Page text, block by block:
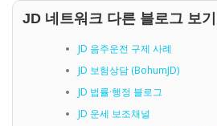
JD 네트워크 다른 블로그 보기
JD 음주운전 구제 사례
JD 보험상담 (BohumJD)
JD 법률·행정 블로그
JD 운세 보조채널